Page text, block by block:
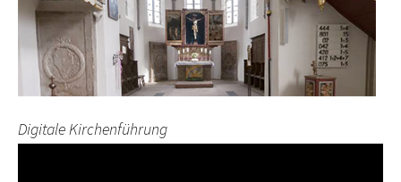
Digitale Kirchenführung